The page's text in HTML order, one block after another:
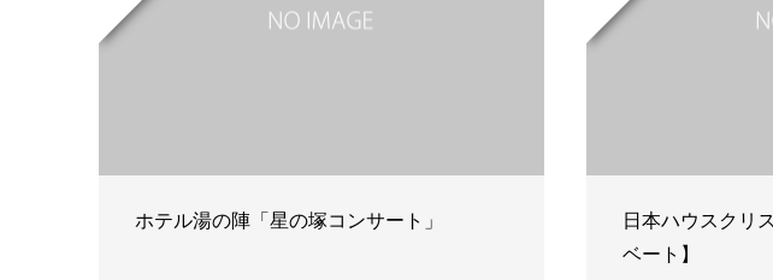
ホテル湯の陣「星の塚コンサート」
日本ハウスクリ
ベート】